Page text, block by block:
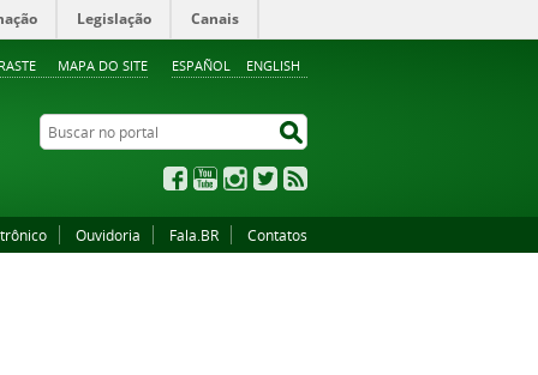
ESPAÑOL ENGLISH
MAPA DO SITE
Legislação Canais
Buscar no portal
FacebookYouTubeInstagram
Twitter
Ouvidoria Fala.BR Contatos